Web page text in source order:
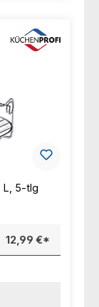
L, 5-tlg
12,99 €*